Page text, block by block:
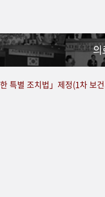
의
특별 조치법」제정(1차 보